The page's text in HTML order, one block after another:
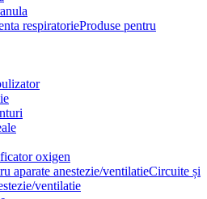
Produse pentru
oxigen
Circuite și
ventilatie